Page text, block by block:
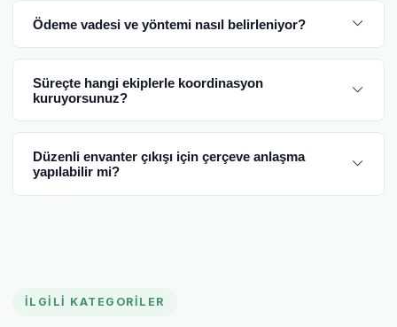
Ödeme vadesi ve yöntemi nasıl belirleniyor?
Süreçte hangi ekiplerle koordinasyon
kuruyorsunuz?
Düzenli envanter çıkışı için çerçeve anlaşma
yapılabilir mi?
İLGILI KATEGORILER